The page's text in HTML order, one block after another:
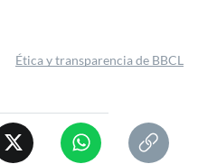
Ética y transparencia de BBCL